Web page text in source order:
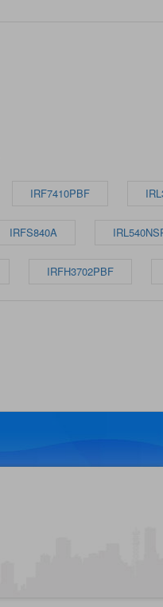
IRF7410PBF
IRFS840A
IRFH3702PBF